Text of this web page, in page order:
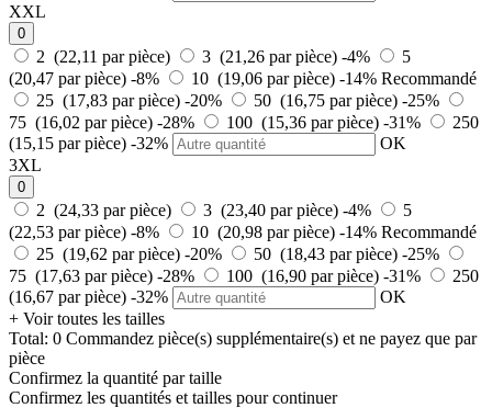
XXL
0
2 (22,11 par pièce) 3 (21,26 par pièce) -4%
5
(20,47 par pièce) -8% 10 (19,06 par pièce) -14% Recommandé
25 (17,83 par pièce) -20% 50 (16,75 par pièce) -25%
75 (16,02 par pièce) -28% 100 (15,36 par pièce) -31%
250
(15,15 par pièce) -32%
OK
3XL
0
2 (24,33 par pièce) 3 (23,40 par pièce) -4%
5
(22,53 par pièce) -8% 10 (20,98 par pièce) -14% Recommandé
25 (19,62 par pièce) -20% 50 (18,43 par pièce) -25%
75 (17,63 par pièce) -28% 100 (16,90 par pièce) -31%
250
(16,67 par pièce) -32%
OK
+ Voir toutes les tailles
Total: 0 Commandez pièce(s) supplémentaire(s) et ne payez que par
pièce
Confirmez la quantité par taille
Confirmez les quantités et tailles pour continuer